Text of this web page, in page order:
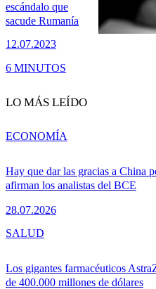
escándalo que
sacude Rumanía
12.07.2023
6 MINUTOS
LO MÁS LEÍDO
Hay que dar las gracias a China
afirman los analistas del BCE
28.07.2026
ECONOMÍA
Los gigantes farmacéuticos
de 400.000 millones de dólares
SALUD